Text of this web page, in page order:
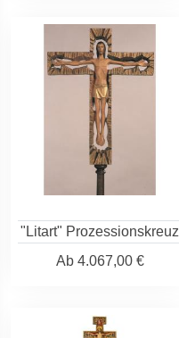
"Litart" Prozessionskreuz
Ab4.067,00 €